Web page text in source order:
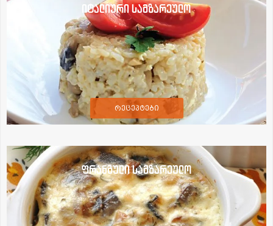
იტალიური სამზარეულო
რეცეპტები
ფრანგული სამზარეულო